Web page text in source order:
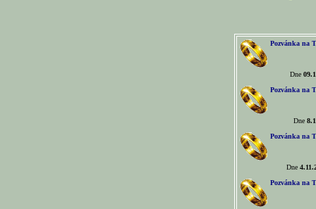
Pozvánka na
Dne
Pozvánka na
Dne
Pozvánka na
Dne
Pozvánka na